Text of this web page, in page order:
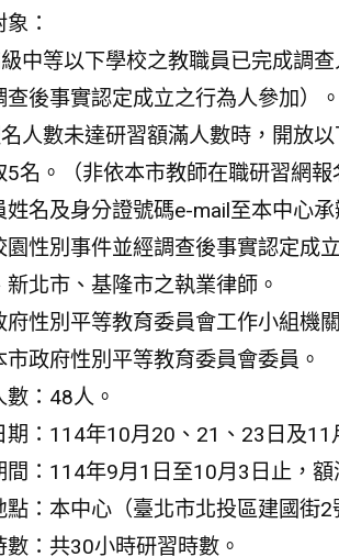
：
中等以下學校之教職員已完成調
查後事實認定成立之行為人參加）。
人數未達研習額滿人數時，開放
5名。（非依本市教師在職研習網
姓名及身分證號碼e-mail至本中心
園性別事件並經調查後事實認定成
新北市、基隆市之執業律師。
府性別平等教育委員會工作小組機
市政府性別平等教育委員會委員。
：48人。
期：114年10月20、21、23日及11
間：114年9月1日至10月3日止，額
點：本中心（臺北市北投區建國街2
數：共30小時研習時數。